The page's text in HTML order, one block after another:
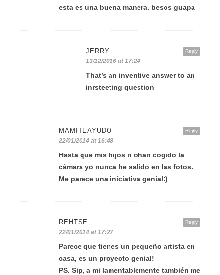
esta es una buena manera. besos guapa
Reply
JERRY
13/12/2016 at 17:24
That’s an inventive answer to an
inrsteeting question
Reply
MAMITEAYUDO
22/01/2014 at 16:48
Hasta que mis hijos n ohan cogido la
cámara yo nunca he salido en las fotos.
Me parece una iniciativa genial:)
Reply
REHTSE
22/01/2014 at 17:27
Parece que tienes un pequeño artista en
casa, es un proyecto genial!
PS. Sip, a mi lamentablemente también me